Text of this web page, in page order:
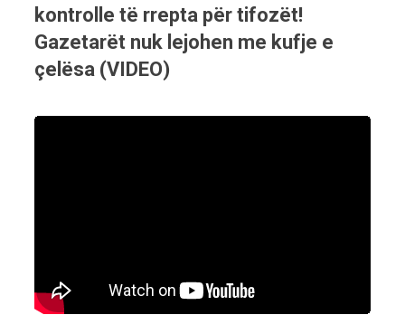
kontrolle të rrepta për tifozët!
Gazetarët nuk lejohen me kufje e
çelësa (VIDEO)